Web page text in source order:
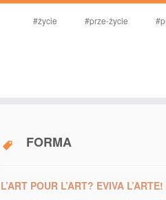
#życie #prze-życie
FORMA
L’ART POUR L’ART? EVIVA